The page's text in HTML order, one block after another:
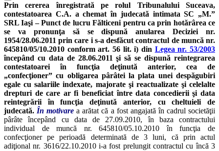
Prin cererea înregistrată pe rolul Tribunalului Suceava,
contestatoarea C.A. a chemat în judecată intimata SC „M.”
SRL Iaşi – Punct de lucru Fălticeni pentru ca prin hotărârea ce
se va pronunţa să se dispună anularea Deciziei nr.
1954/28.06.2011 prin care i s-a desfăcut contractul de muncă nr.
645810/05/10.2010 conform art. 56 lit. i) din Legea nr. 53/2003
începând cu data de 28.06.2011 şi să se dispună reintegrarea
contestatoarei în funcţia deţinută anterior, cea de
„confecţioner” cu obligarea pârâtei la plata unei despăgubiri
egale cu salariile indexate, majorate şi reactualizate şi celelalte
drepturi de care ar fi beneficiat între data concedierii şi data
reintegrării în funcţia deţinută anterior, cu cheltuieli de
judecată. În motivare a arătat că a fost angajată în cadrul societăţii
pârâte începând cu data de 27.09.2010, în baza contractului
individual de muncă nr. 645810/05.10.2010 în funcţia de
confecţioner pe perioadă determinată de 3 luni, că prin actul
adiţional nr. 3616/22.10.2010 i-a fost prelungit contractul cu încă 3